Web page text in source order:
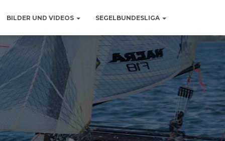
BILDER UND VIDEOS SEGELBUNDESLIGA